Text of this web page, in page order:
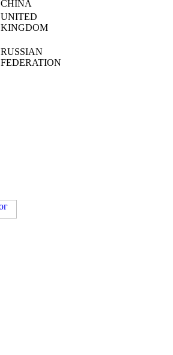
CHINA
UNITED
KINGDOM
RUSSIAN
FEDERATION